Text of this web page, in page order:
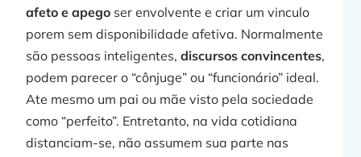
afeto e apego ser envolvente e criar um vinculo
porem sem disponibilidade afetiva. Normalmente
são pessoas inteligentes,discursos convincentes,
podem parecer o “cônjuge” ou “funcionário” ideal.
Ate mesmo um pai ou mãe visto pela sociedade
como “perfeito”. Entretanto, na vida cotidiana
distanciam-se, não assumem sua parte nas